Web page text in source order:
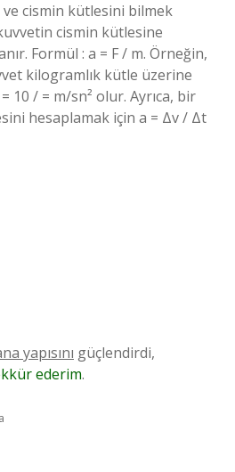
cismin kütlesini bilmek
cismin kütlesine
Formül : a = F / m. Örneğin,
kilogramlık kütle üzerine
10 / = m/sn² olur. Ayrıca, bir
hesaplamak için a = Δv / Δt
yapısını güçlendirdi,
ederim.